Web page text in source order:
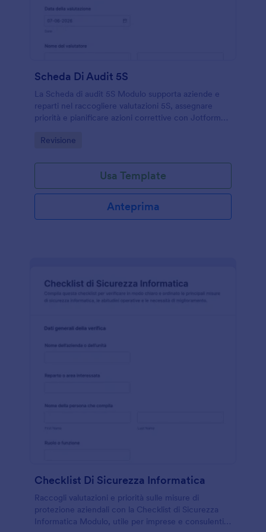
Scheda Di Audit 5S
La Scheda di audit 5S Modulo supporta aziende e
reparti nel raccogliere valutazioni 5S, assegnare
priorità e pianificare azioni correttive con Jotform
Go to Category:
Revisione
Usa Template
Anteprima
Checklist Di Sicurezza Informatica
Raccogli valutazioni e priorità sulle misure di
protezione aziendali con la Checklist di Sicurezza
Informatica Modulo, utile per imprese e consulenti